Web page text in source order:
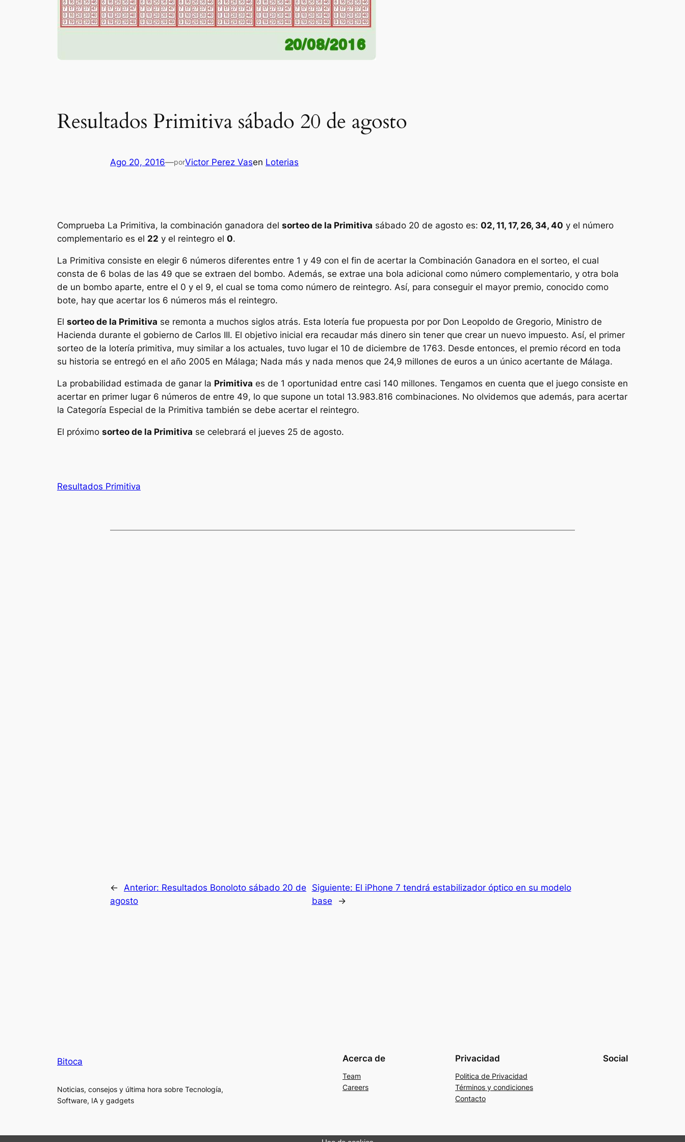
Resultados Primitiva sábado 20 de agosto
Ago 20, 2016—porVictor Perez Vasen Loterias
Comprueba La Primitiva, la combinación ganadora del sorteo de la Primitiva sábado 20 de agosto es: 02, 11, 17, 26, 34, 40 y el número
complementario es el 22 y el reintegro el 0.
La Primitiva consiste en elegir 6 números diferentes entre 1 y 49 con el fin de acertar la Combinación Ganadora en el sorteo, el cual
consta de 6 bolas de las 49 que se extraen del bombo. Además, se extrae una bola adicional como número complementario, y otra bola
de un bombo aparte, entre el 0 y el 9, el cual se toma como número de reintegro. Así, para conseguir el mayor premio, conocido como
bote, hay que acertar los 6 números más el reintegro.
El sorteo de la Primitiva se remonta a muchos siglos atrás. Esta lotería fue propuesta por por Don Leopoldo de Gregorio, Ministro de
Hacienda durante el gobierno de Carlos III. El objetivo inicial era recaudar más dinero sin tener que crear un nuevo impuesto. Así, el primer
sorteo de la lotería primitiva, muy similar a los actuales, tuvo lugar el 10 de diciembre de 1763. Desde entonces, el premio récord en toda
su historia se entregó en el año 2005 en Málaga; Nada más y nada menos que 24,9 millones de euros a un único acertante de Málaga.
La probabilidad estimada de ganar la Primitiva es de 1 oportunidad entre casi 140 millones. Tengamos en cuenta que el juego consiste en
acertar en primer lugar 6 números de entre 49, lo que supone un total 13.983.816 combinaciones. No olvidemos que además, para acertar
la Categoría Especial de la Primitiva también se debe acertar el reintegro.
El próximo sorteo de la Primitiva se celebrará el jueves 25 de agosto.
Resultados Primitiva
← Anterior: Resultados Bonoloto sábado 20 de
agosto
Siguiente: El iPhone 7 tendrá estabilizador óptico en su modelo
base
→
Bitoca
Noticias, consejos y última hora sobre Tecnología,
Software, IA y gadgets
Acerca de
Team
Careers
Privacidad
Politica de Privacidad
Términos y condiciones
Contacto
Social